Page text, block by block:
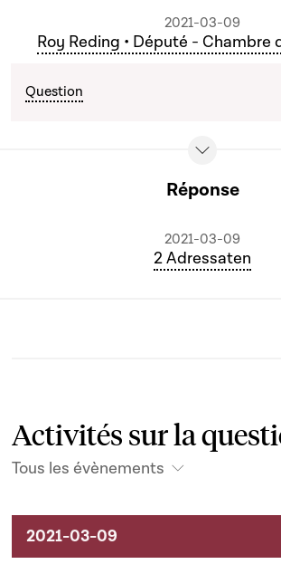
2021-03-09
Roy Reding • Député - Chambre
Question
Réponse
2021-03-09
2 Adressaten
Activités sur la
Tous les évènements
Activités sur le dossier